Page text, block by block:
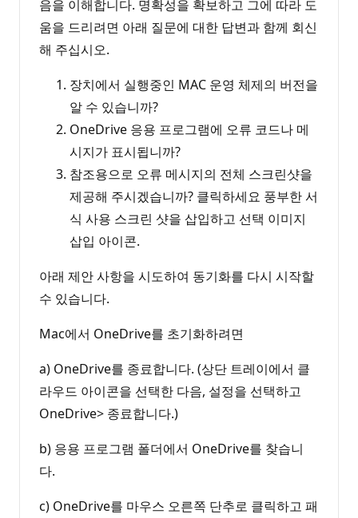
음을 이해합니다. 명확성을 확보하고 그에 따라 도
움을 드리려면 아래 질문에 대한 답변과 함께 회신
해 주십시오.
장치에서 실행중인 MAC 운영 체제의 버전을
알 수 있습니까?
OneDrive 응용 프로그램에 오류 코드나 메
시지가 표시됩니까?
참조용으로 오류 메시지의 전체 스크린샷을
제공해 주시겠습니까? 클릭하세요 풍부한 서
식 사용 스크린 샷을 삽입하고 선택 이미지
삽입 아이콘.
아래 제안 사항을 시도하여 동기화를 다시 시작할
수 있습니다.
Mac에서 OneDrive를 초기화하려면
a) OneDrive를 종료합니다. (상단 트레이에서 클
라우드 아이콘을 선택한 다음, 설정을 선택하고
OneDrive> 종료합니다.)
b) 응용 프로그램 폴더에서 OneDrive를 찾습니
다.
c) OneDrive를 마우스 오른쪽 단추로 클릭하고 패